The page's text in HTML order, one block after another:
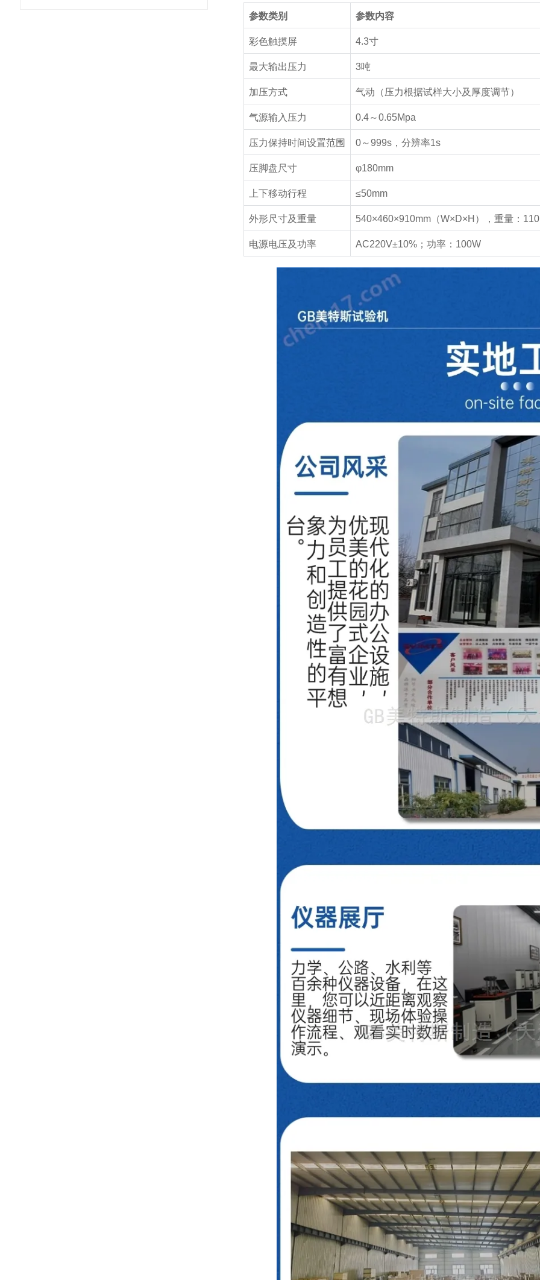
参数类别 参数内容
彩色触摸屏 4.3寸
最大输出压力 3吨
加压方式 气动（压力根据试样大小及厚度调节）
气源输入压力 0.4～0.65Mpa
压力保持时间设置范围 0～999s ，分辨率1s
压脚盘尺寸 φ180mm
上下移动行程 ≤50mm
外形尺寸及重量 540×460×910mm （W×D×H ），重量：
电源电压及功率 AC220V±10% ；功率： 100W